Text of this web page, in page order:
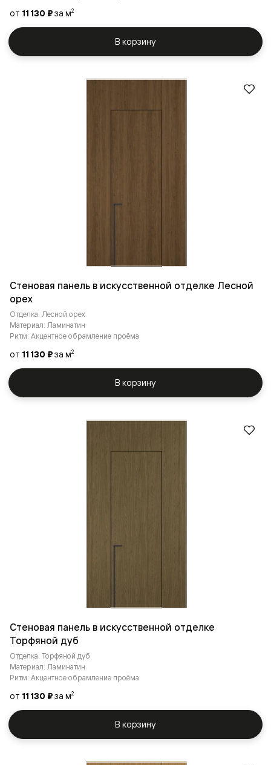
от 11 130 ₽за м2
В корзину
Стеновая панель в искусственной отделке Лесной
орех
Отделка: Лесной орех
Материал: Ламинатин
Ритм: Акцентное обрамление проёма
от 11 130 ₽за м2
В корзину
Стеновая панель в искусственной отделке
Торфяной дуб
Отделка: Торфяной дуб
Материал: Ламинатин
Ритм: Акцентное обрамление проёма
от 11 130 ₽за м2
В корзину